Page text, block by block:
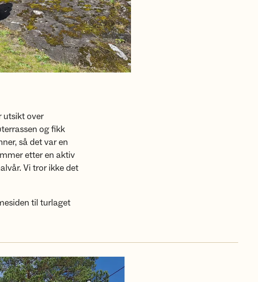
utsikt over
og fikk
så det var en
etter en aktiv
Vi tror ikke det
til turlaget